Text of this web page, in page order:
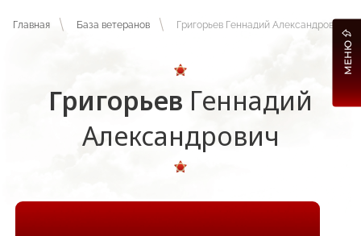
Главная База ветеранов Григорьев Геннадий Александрович
Григорьев Геннадий
Александрович
МЕНЮ